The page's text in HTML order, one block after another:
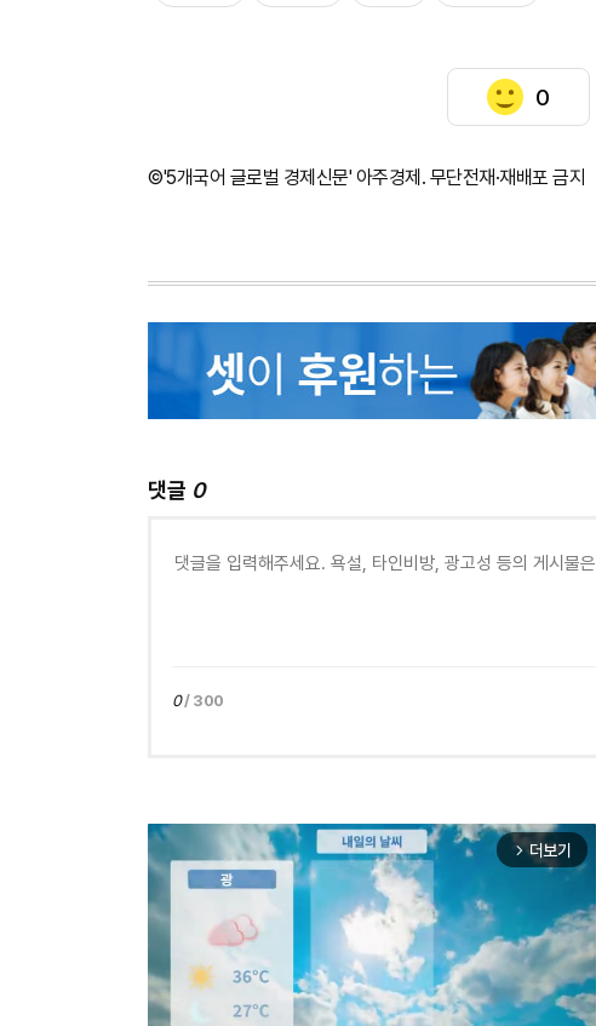
0
©'5개국어 글로벌 경제신문' 아주경제. 무단전재·재배포 금지
댓글 0
0/ 300
arrow_forward_ios 더보기